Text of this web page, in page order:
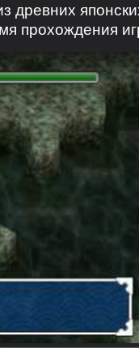
древних
прохождения